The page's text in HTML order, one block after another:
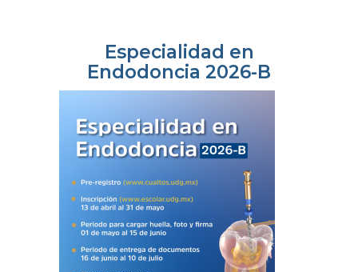
Especialidad en
Endodoncia 2026-B